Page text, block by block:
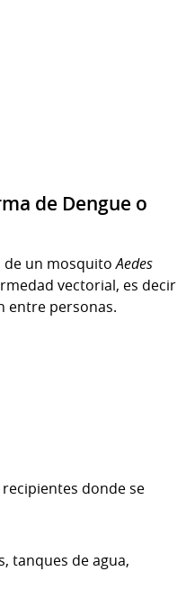
de Dengue o
de un mosquitoAedes
vectorial, es decir
entre personas.
donde se
tanques de agua,